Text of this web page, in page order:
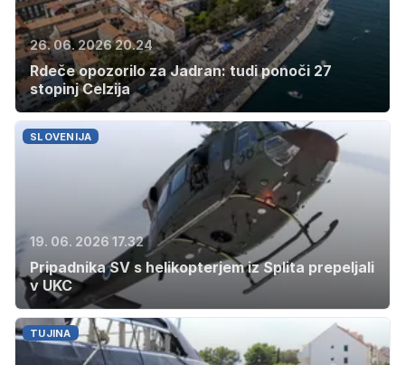
26. 06. 2026 20.24
Rdeče opozorilo za Jadran: tudi ponoči 27
stopinj Celzija
SLOVENIJA
19. 06. 2026 17.32
Pripadnika SV s helikopterjem iz Splita prepeljali
v UKC
TUJINA